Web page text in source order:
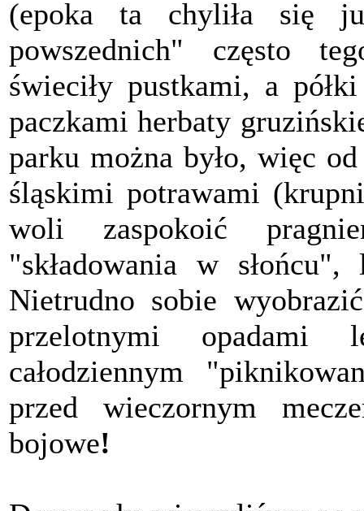
(epoka ta chyliła się
powszednich" często
świeciły pustkami, a
paczkami herbaty
parku można było, więc
śląskimi potrawami
woli zaspokoić
"składowania w
Nietrudno sobie
przelotnymi opadami
całodziennym
przed wieczornym
bojowe!